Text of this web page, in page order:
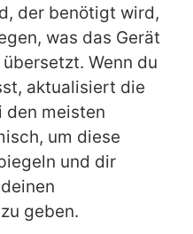
der benötigt wird,
was das Gerät
Wenn du
aktualisiert die
den meisten
um diese
und dir
geben.